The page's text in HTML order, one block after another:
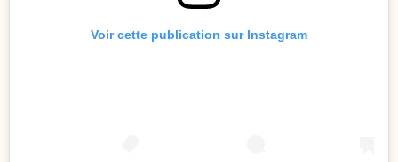
Voir cette publication sur Instagram